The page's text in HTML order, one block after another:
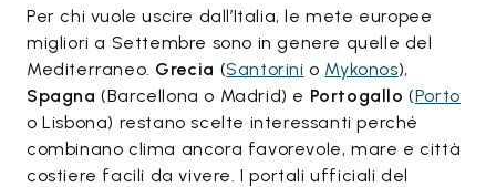
Per chi vuole uscire dall’Italia, le mete europee
migliori a Settembre sono in genere quelle del
Mediterraneo. Grecia (Santorini o Mykonos),
Spagna (Barcellona o Madrid) e Portogallo (Porto
o Lisbona) restano scelte interessanti perché
combinano clima ancora favorevole, mare e città
costiere facili da vivere. I portali ufficiali del